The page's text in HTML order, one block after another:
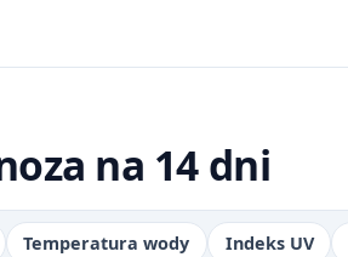
na 14 dni
Temperatura wody Indeks UV